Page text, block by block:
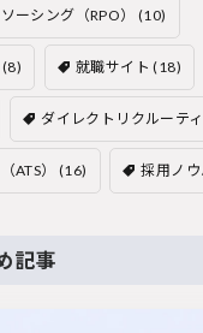
ーシング（RPO） (10)
(8) 就職サイト (18)
ダイレクトリクルーテ
ATS） (16) 採用ノウ
記事